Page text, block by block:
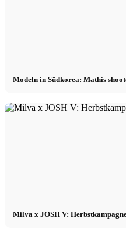
Modeln in Südkorea: Mathis
Milva x JOSH V: